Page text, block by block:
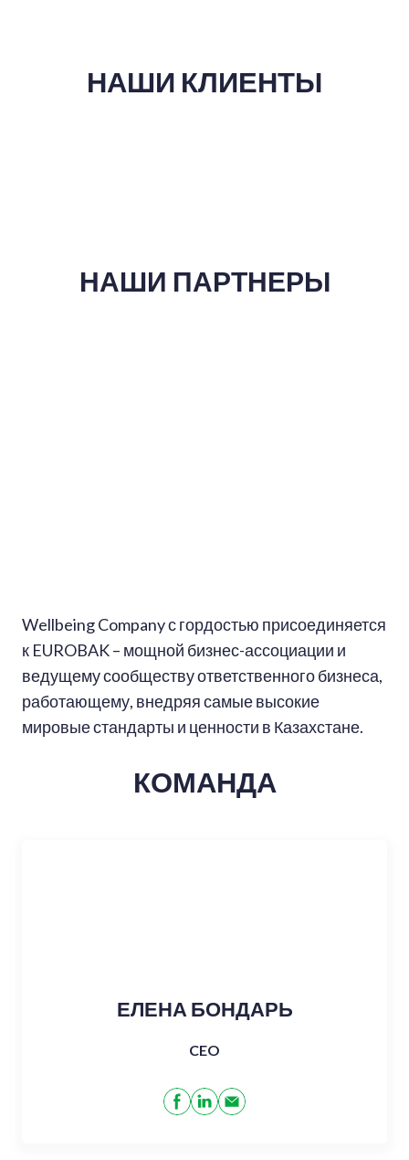
НАШИ КЛИЕНТЫ
НАШИ ПАРТНЕРЫ
Wellbeing Company с гордостью присоединяется
к EUROBAK – мощной бизнес-ассоциации и
ведущему сообществу ответственного бизнеса,
работающему, внедряя самые высокие
мировые стандарты и ценности в Казахстане.
КОМАНДА
ЕЛЕНА БОНДАРЬ
CEO